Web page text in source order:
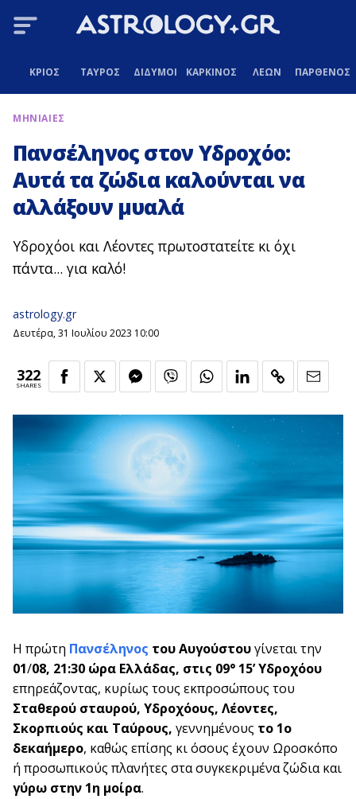
ΚΡΙΟΣ ΤΑΥΡΟΣ ΔΙΔΥΜΟΙ ΚΑΡΚΙΝΟΣ ΛΕΩΝ ΠΑΡΘΕΝΟΣ
ΜΗΝΙΑΙΕΣ
Πανσέληνος στον Υδροχόο:
Αυτά τα ζώδια καλούνται να
αλλάξουν μυαλά
Υδροχόοι και Λέοντες πρωτοστατείτε κι όχι
πάντα... για καλό!
astrology.gr
Δευτέρα, 31 Ιουλίου 2023 10:00
322
SHARES
Η πρώτη Πανσέληνος του Αυγούστουγίνεται την
01/08, 21:30 ώρα Ελλάδας, στις 09° 15’ Υδροχόου
επηρεάζοντας, κυρίως τους εκπροσώπους του
Σταθερού σταυρού, Υδροχόους, Λέοντες,
Σκορπιούς και Ταύρους, γεννημένους το 1ο
δεκαήμερο, καθώς επίσης κι όσους έχουν Ωροσκόπο
ή προσωπικούς πλανήτες στα συγκεκριμένα ζώδια και
γύρω στην 1η μοίρα.